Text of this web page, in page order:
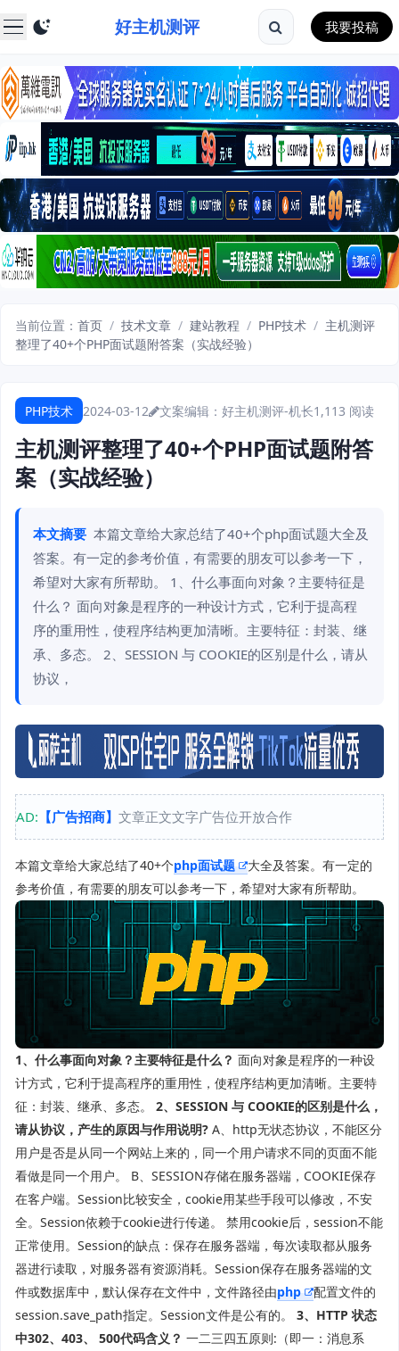
好主机测评 我要投稿
当前位置： 首页 / 技术文章 / 建站教程 / PHP技术 / 主机测评
整理了40+个PHP面试题附答案（实战经验）
PHP技术 2024-03-12 文案编辑：好主机测评-机长1,113 阅读
主机测评整理了40+个PHP面试题附答
案（实战经验）
本文摘要 本篇文章给大家总结了40+个php面试题大全及
答案。有一定的参考价值，有需要的朋友可以参考一下，
希望对大家有所帮助。 1、什么事面向对象？主要特征是
什么？ 面向对象是程序的一种设计方式，它利于提高程
序的重用性，使程序结构更加清晰。主要特征：封装、继
承、多态。 2、SESSION 与 COOKIE的区别是什么，请从
协议，
AD: 【广告招商】 文章正文文字广告位开放合作
本篇文章给大家总结了40+个php面试题
大全及答案。有一定的
参考价值，有需要的朋友可以参考一下，希望对大家有所帮助。
1、什么事面向对象？主要特征是什么？ 面向对象是程序的一种设
计方式，它利于提高程序的重用性，使程序结构更加清晰。主要特
征：封装、继承、多态。 2、SESSION 与 COOKIE的区别是什么，
请从协议，产生的原因与作用说明? A、http无状态协议，不能区分
用户是否是从同一个网站上来的，同一个用户请求不同的页面不能
看做是同一个用户。 B、SESSION存储在服务器端，COOKIE保存
在客户端。Session比较安全，cookie用某些手段可以修改，不安
全。Session依赖于cookie进行传递。 禁用cookie后，session不能
正常使用。Session的缺点：保存在服务器端，每次读取都从服务
器进行读取，对服务器有资源消耗。Session保存在服务器端的文
件或数据库中，默认保存在文件中，文件路径由php
配置文件的
session.save_path指定。Session文件是公有的。 3、HTTP 状态
中302、403、 500代码含义？ 一二三四五原则:（即一：消息系